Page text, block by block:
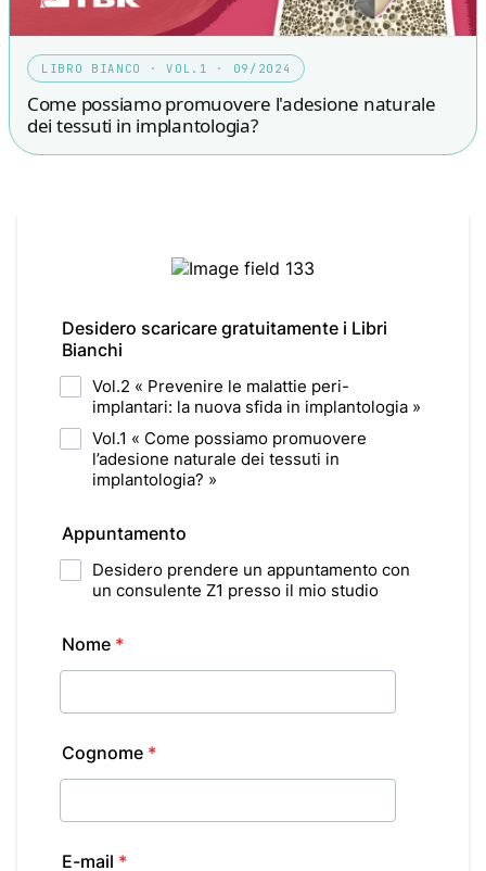
LIBRO BIANCO · VOL.1 · 09/2024
Come possiamo promuovere l'adesione naturale
dei tessuti in implantologia?